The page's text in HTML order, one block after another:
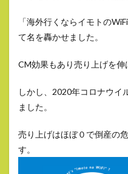
「海外行くならイモトの
て名を轟かせました。
CM効果もあり売り上げを伸
しかし、2020年コロナウイ
ました。
売り上げはほぼ０で倒産の
す。